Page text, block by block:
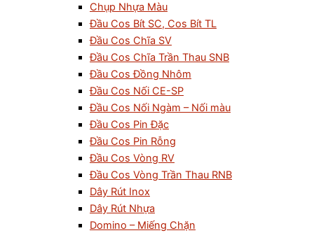
Chụp Nhựa Màu
Đầu Cos Bít SC, Cos Bít TL
Đầu Cos Chĩa SV
Đầu Cos Chĩa Trần Thau SNB
Đầu Cos Đồng Nhôm
Đầu Cos Nối CE-SP
Đầu Cos Nối Ngàm – Nối màu
Đầu Cos Pin Đặc
Đầu Cos Pin Rỗng
Đầu Cos Vòng RV
Đầu Cos Vòng Trần Thau RNB
Dây Rút Inox
Dây Rút Nhựa
Domino – Miếng Chặn